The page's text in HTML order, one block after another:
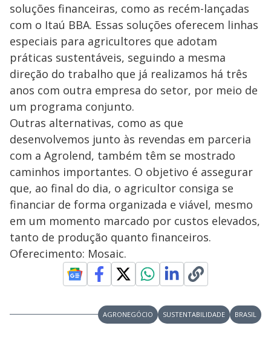
soluções financeiras, como as recém-lançadas
com o Itaú BBA. Essas soluções oferecem linhas
especiais para agricultores que adotam
práticas sustentáveis, seguindo a mesma
direção do trabalho que já realizamos há três
anos com outra empresa do setor, por meio de
um programa conjunto.
Outras alternativas, como as que
desenvolvemos junto às revendas em parceria
com a Agrolend, também têm se mostrado
caminhos importantes. O objetivo é assegurar
que, ao final do dia, o agricultor consiga se
financiar de forma organizada e viável, mesmo
em um momento marcado por custos elevados,
tanto de produção quanto financeiros.
Oferecimento: Mosaic.
AGRONEGÓCIO SUSTENTABILIDADE BRASIL